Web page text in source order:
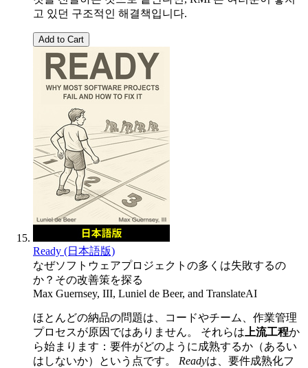
고 있던 구조적인 해결책입니다.
Add to Cart
Ready (日本語版)
なぜソフトウェアプロジェクトの多くは失敗するの
か？その改善策を探る
Max Guernsey, III, Luniel de Beer, and TranslateAI
ほとんどの納品の問題は、コードやチーム、作業管理
プロセスが原因ではありません。 それらは 上流工程か
ら始まります：要件がどのように成熟するか（あるい
はしないか）という点です。 Readyは、要件成熟化フ